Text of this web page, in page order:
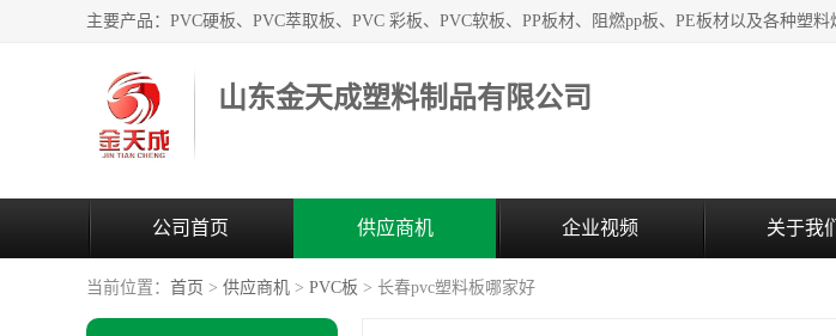
山东金天成塑料制品有限公司
公司首页 供应商机 企业视频 关于我们
当前位置： 首页 > 供应商机 > PVC板 > 长春pvc塑料板哪家好